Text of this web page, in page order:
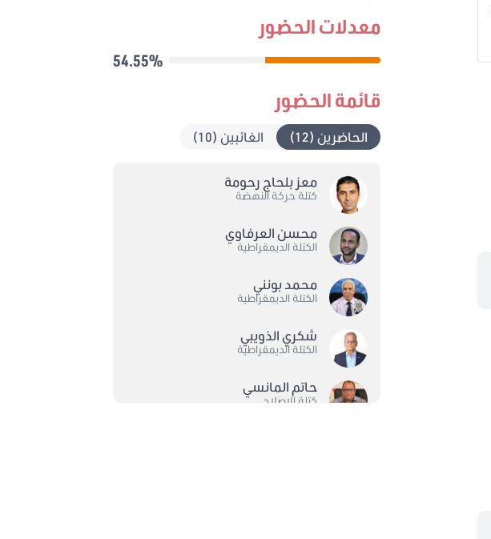
معدلات الحضور
54.55%
قائمة الحضور
الحاضرين (12) الغائبين (10)
معز بلحاج رحومة
كتلة حركة النهضة
محسن العرفاوي
الكتلة الديمقراطية
محمد بونني
الكتلة الديمقراطية
شكري الذويبي
الكتلة الديمقراطية
حاتم المانسي
كتلة الاصلاح